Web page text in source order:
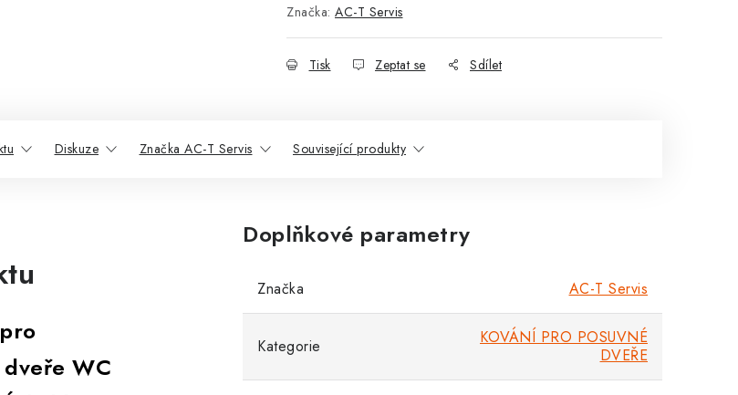
Značka: AC-T Servis
Tisk Zeptat se Sdílet
Diskuze Značka AC-T Servis Související produkty
WC
Doplňkové parametry
Značka AC-T Servis
Kategorie
KOVÁNÍ PRO POSUVNÉ
DVEŘE